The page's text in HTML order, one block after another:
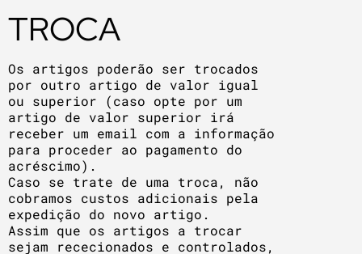
TROCA
Os artigos poderão ser trocados
por outro artigo de valor igual
ou superior (caso opte por um
artigo de valor superior irá
receber um email com a informação
para proceder ao pagamento do
acréscimo).
Caso se trate de uma troca, não
cobramos custos adicionais pela
expedição do novo artigo.
Assim que os artigos a trocar
sejam rececionados e controlados,